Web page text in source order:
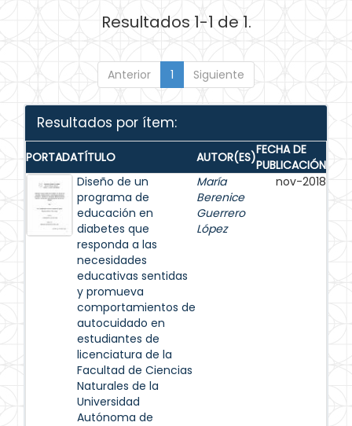
Resultados 1-1 de 1.
Anterior 1 Siguiente
Resultados por ítem:
PORTADATÍTULO AUTOR(ES)FECHA DE
PUBLICACIÓN
Diseño de un
programa de
educación en
diabetes que
responda a las
necesidades
educativas sentidas
y promueva
comportamientos de
autocuidado en
estudiantes de
licenciatura de la
Facultad de Ciencias
Naturales de la
Universidad
Autónoma de
María
Berenice
Guerrero
López
nov-2018